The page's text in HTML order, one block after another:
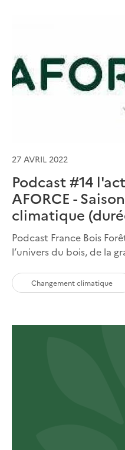
27 AVRIL 2022
Podcast #14
AFORCE -
climatique
Podcast France Bois
l’univers du bois, de la
Changement climatique